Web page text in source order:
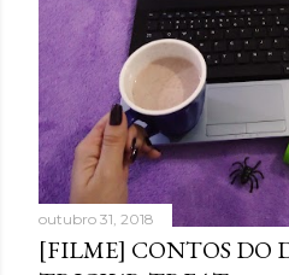
e
n
s
outubro 31, 2018
[FILME] CONTOS DO